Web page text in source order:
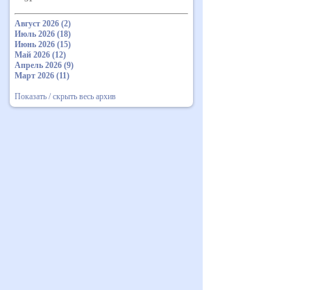
Август 2026 (2)
Июль 2026 (18)
Июнь 2026 (15)
Май 2026 (12)
Апрель 2026 (9)
Март 2026 (11)
Показать / скрыть весь архив